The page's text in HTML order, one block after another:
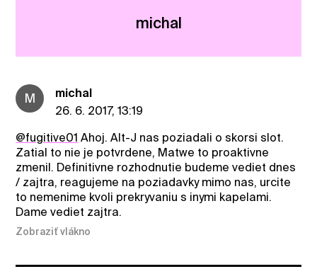
michal
M
michal
26. 6. 2017, 13:19
@fugitive01 Ahoj. Alt-J nas poziadali o skorsi slot.
Zatial to nie je potvrdene, Matwe to proaktivne
zmenil. Definitivne rozhodnutie budeme vediet dnes
/ zajtra, reagujeme na poziadavky mimo nas, urcite
to nemenime kvoli prekryvaniu s inymi kapelami.
Dame vediet zajtra.
Zobraziť vlákno